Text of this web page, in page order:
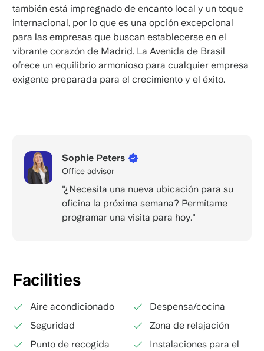
también está impregnado de encanto local y un toque
internacional, por lo que es una opción excepcional
para las empresas que buscan establecerse en el
vibrante corazón de Madrid. La Avenida de Brasil
ofrece un equilibrio armonioso para cualquier empresa
exigente preparada para el crecimiento y el éxito.
Sophie Peters
Office advisor
"¿Necesita una nueva ubicación para su
oficina la próxima semana? Permítame
programar una visita para hoy."
Facilities
Aire acondicionado
Despensa/cocina
Seguridad
Zona de relajación
Punto de recogida
Instalaciones para el